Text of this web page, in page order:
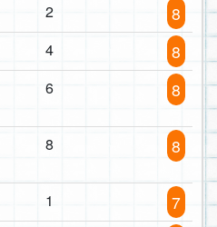
2 8
4 8
6 8
8 8
1 7